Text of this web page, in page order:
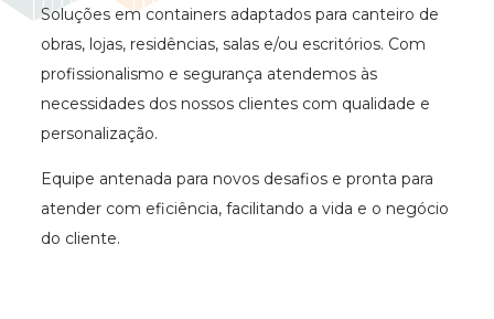
Soluções em containers adaptados para canteiro de
obras, lojas, residências, salas e/ou escritórios. Com
profissionalismo e segurança atendemos às
necessidades dos nossos clientes com qualidade e
personalização.
Equipe antenada para novos desafios e pronta para
atender com eficiência, facilitando a vida e o negócio
do cliente.